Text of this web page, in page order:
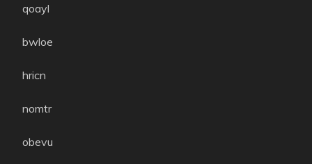
qoayl
bwloe
hricn
nomtr
obevu